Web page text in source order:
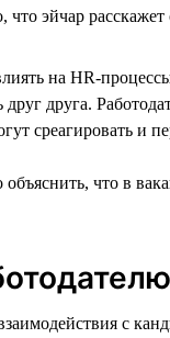
эйчар
на HR-
друга.
среагировать и
что в
с